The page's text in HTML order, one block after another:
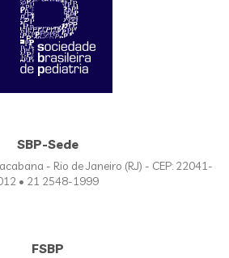
SBP-Sede
- Rio de Janeiro (RJ) - CEP: 22041-
• 21 2548-1999
FSBP